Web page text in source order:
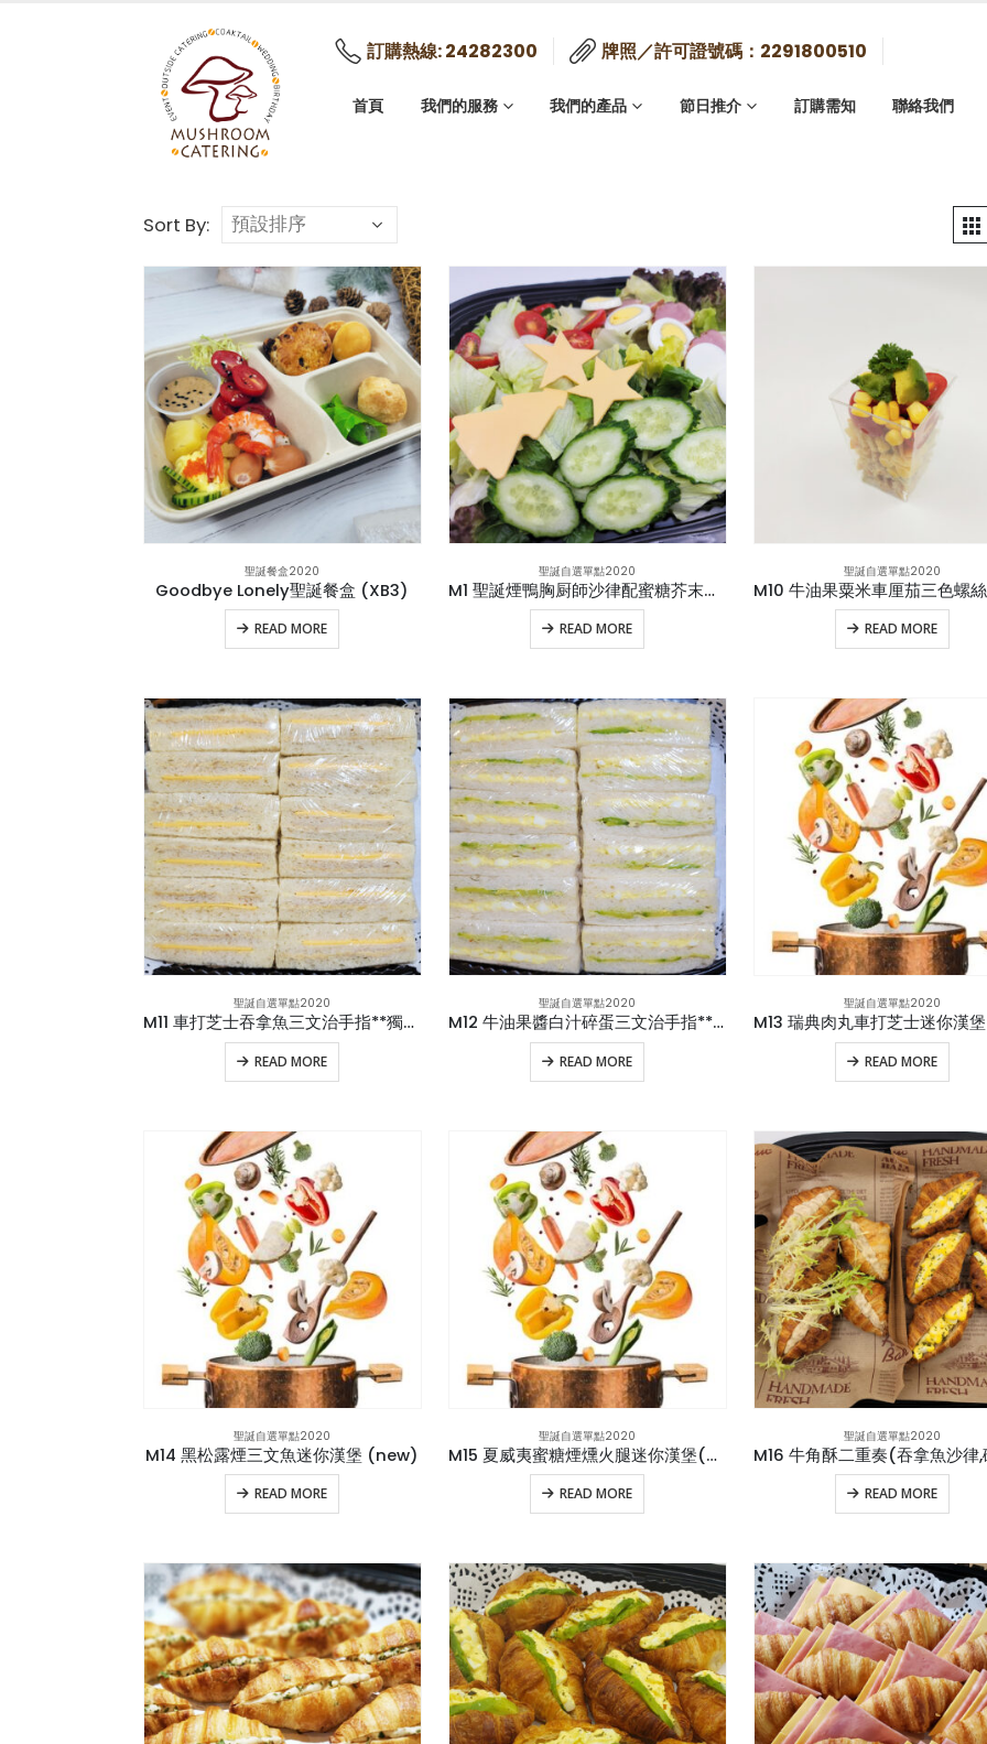
訂購熱線: 24282300 牌照／許可證號碼：2291800510
首頁 我們的服務 我們的產品 節日推介 訂購需知 聯絡我們
Sort By:
聖誕餐盒2020
Goodbye Lonely聖誕餐盒 (XB3)
READ MORE
聖誕自選單點2020
M1 聖誕煙鴨胸厨師沙律配蜜糖芥末汁(煙鴨胸,火腿,芝士,蛋片,車厘茄,青瓜,美國生菜)
READ MORE
聖誕自選單點2020
READ MORE
聖誕自選單點2020
M11 車打芝士吞拿魚三文治手指**獨立包裝
READ MORE
聖誕自選單點2020
M12 牛油果醬白汁碎蛋三文治手指**獨立包裝 (v)
READ MORE
聖誕自選單點2020
READ MORE
聖誕自選單點2020
M14 黑松露煙三文魚迷你漢堡 (new)
READ MORE
聖誕自選單點2020
M15 夏威夷蜜糖煙燻火腿迷你漢堡(new)
READ MORE
聖誕自選單點2020
READ MORE